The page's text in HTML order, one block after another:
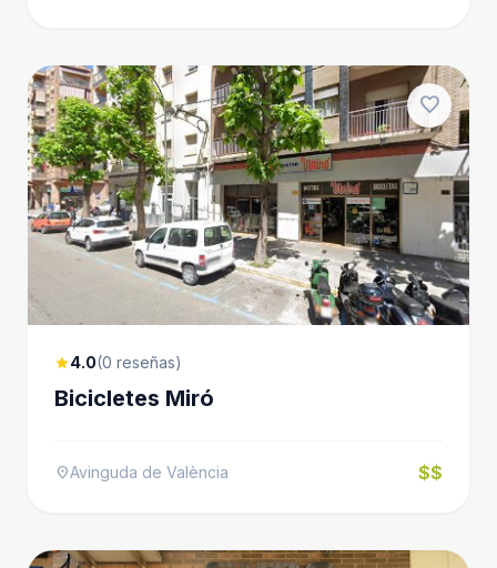
favorite
star4.0(0 reseñas)
Bicicletes Miró
location_onAvinguda de València $$